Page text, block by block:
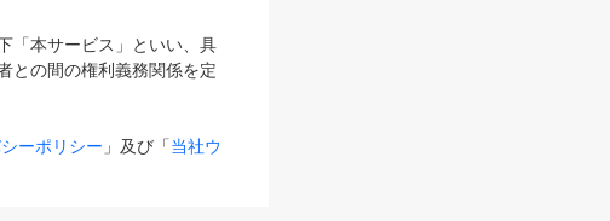
「本サービス」といい、具
との間の権利義務関係を定
ーポリシー 」及び「当社ウ